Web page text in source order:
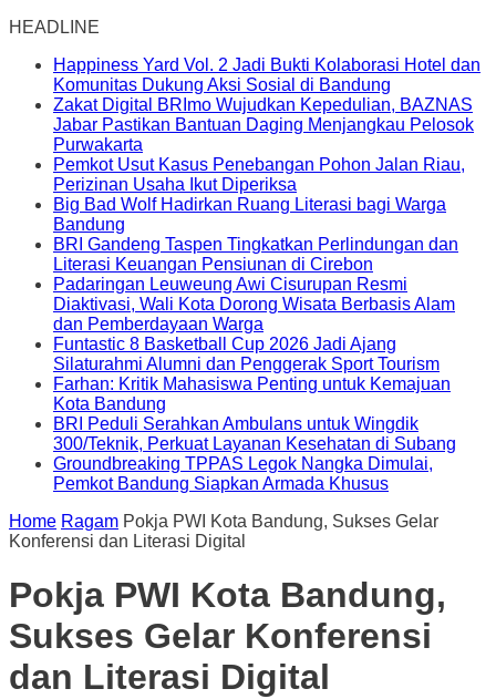
HEADLINE
Happiness Yard Vol. 2 Jadi Bukti Kolaborasi Hotel dan
Komunitas Dukung Aksi Sosial di Bandung
Zakat Digital BRImo Wujudkan Kepedulian, BAZNAS
Jabar Pastikan Bantuan Daging Menjangkau Pelosok
Purwakarta
Pemkot Usut Kasus Penebangan Pohon Jalan Riau,
Perizinan Usaha Ikut Diperiksa
Big Bad Wolf Hadirkan Ruang Literasi bagi Warga
Bandung
BRI Gandeng Taspen Tingkatkan Perlindungan dan
Literasi Keuangan Pensiunan di Cirebon
Padaringan Leuweung Awi Cisurupan Resmi
Diaktivasi, Wali Kota Dorong Wisata Berbasis Alam
dan Pemberdayaan Warga
Funtastic 8 Basketball Cup 2026 Jadi Ajang
Silaturahmi Alumni dan Penggerak Sport Tourism
Farhan: Kritik Mahasiswa Penting untuk Kemajuan
Kota Bandung
BRI Peduli Serahkan Ambulans untuk Wingdik
300/Teknik, Perkuat Layanan Kesehatan di Subang
Groundbreaking TPPAS Legok Nangka Dimulai,
Pemkot Bandung Siapkan Armada Khusus
Home Ragam Pokja PWI Kota Bandung, Sukses Gelar
Konferensi dan Literasi Digital
Pokja PWI Kota Bandung,
Sukses Gelar Konferensi
dan Literasi Digital